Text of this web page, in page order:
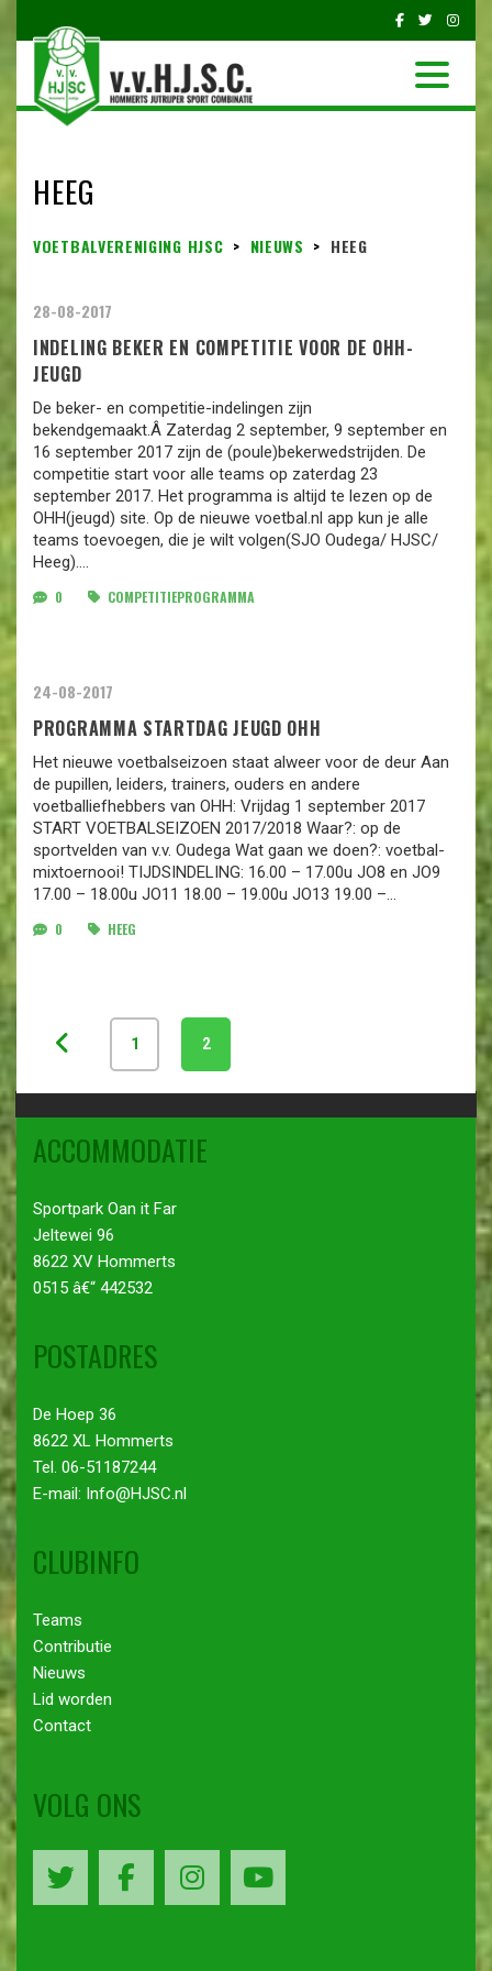
HEEG
VOETBALVERENIGING HJSC > NIEUWS > HEEG
28-08-2017
INDELING BEKER EN COMPETITIE VOOR DE OHH-
JEUGD
De beker- en competitie-indelingen zijn
bekendgemaakt.Â Zaterdag 2 september, 9 september en
16 september 2017 zijn de (poule)bekerwedstrijden. De
competitie start voor alle teams op zaterdag 23
september 2017. Het programma is altijd te lezen op de
OHH(jeugd) site. Op de nieuwe voetbal.nl app kun je alle
teams toevoegen, die je wilt volgen(SJO Oudega/ HJSC/
Heeg)….
0 COMPETITIEPROGRAMMA
24-08-2017
PROGRAMMA STARTDAG JEUGD OHH
Het nieuwe voetbalseizoen staat alweer voor de deur Aan
de pupillen, leiders, trainers, ouders en andere
voetballiefhebbers van OHH: Vrijdag 1 september 2017
START VOETBALSEIZOEN 2017/2018 Waar?: op de
sportvelden van v.v. Oudega Wat gaan we doen?: voetbal-
mixtoernooi! TIJDSINDELING: 16.00 – 17.00u JO8 en JO9
17.00 – 18.00u JO11 18.00 – 19.00u JO13 19.00 –…
0 HEEG
1 2
ACCOMMODATIE
Sportpark Oan it Far
Jeltewei 96
8622 XV Hommerts
0515 â€“ 442532
POSTADRES
De Hoep 36
8622 XL Hommerts
Tel. 06-51187244
E-mail: Info@HJSC.nl
CLUBINFO
Teams
Contributie
Nieuws
Lid worden
Contact
VOLG ONS